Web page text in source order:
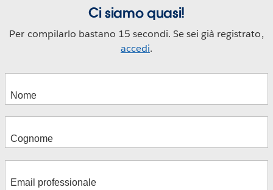
Ci siamo quasi!
Per compilarlo bastano 15 secondi. Se sei già registrato,
accedi.